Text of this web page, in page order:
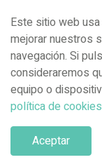
Este sitio web
mejorar nuestros
navegación. Si
consideraremos
equipo o
política de cookies
Aceptar
Política